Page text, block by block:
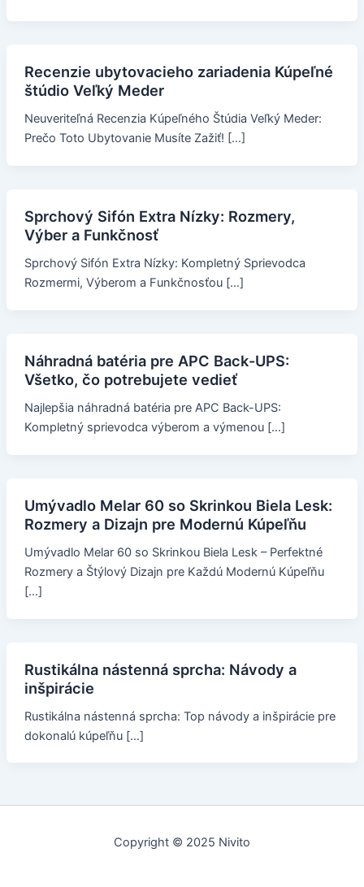
Recenzie ubytovacieho zariadenia Kúpeľné
štúdio Veľký Meder
Neuveriteľná Recenzia Kúpeľného Štúdia Veľký Meder:
Prečo Toto Ubytovanie Musíte Zažiť! […]
Sprchový Sifón Extra Nízky: Rozmery,
Výber a Funkčnosť
Sprchový Sifón Extra Nízky: Kompletný Sprievodca
Rozmermi, Výberom a Funkčnosťou […]
Náhradná batéria pre APC Back-UPS:
Všetko, čo potrebujete vedieť
Najlepšia náhradná batéria pre APC Back-UPS:
Kompletný sprievodca výberom a výmenou […]
Umývadlo Melar 60 so Skrinkou Biela Lesk:
Rozmery a Dizajn pre Modernú Kúpeľňu
Umývadlo Melar 60 so Skrinkou Biela Lesk – Perfektné
Rozmery a Štýlový Dizajn pre Každú Modernú Kúpeľňu
[…]
Rustikálna nástenná sprcha: Návody a
inšpirácie
Rustikálna nástenná sprcha: Top návody a inšpirácie pre
dokonalú kúpeľňu […]
Copyright © 2025 Nivito